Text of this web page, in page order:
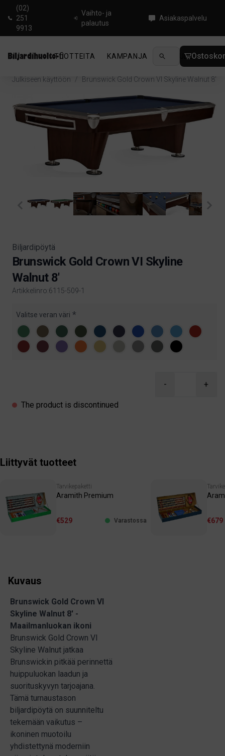
(02)
251
9913
Vaihto- ja
palautus
Asiakaspalvelu
TUOTTEITA KAMPANJA UUTUUDET
Julkiseen käyttöön
/ Brunswick Gold Crown VI Skyline Walnut 8'
Biljardipöytä
Brunswick Gold Crown VI Skyline
Walnut 8'
Artikkelinro:6115-509-1
Product information
Valitse veran väri
- +
The product is discontinued
Liittyvät tuotteet
Tarvikepaketti
Aramith Premium
€529 Varastossa €679
Kuvaus
Brunswick Gold Crown VI
Skyline Walnut 8' -
Maailmanluokan ikoni
Brunswick Gold Crown VI
Skyline Walnut jatkaa
Brunswickin pitkää perinnettä
huippuluokan laadun ja
suorituskyvyn tarjoajana.
Tämä turnaustason
biljardipöytä on suunniteltu
tekemään vaikutus –
ikoninen muotoilu
yhdistettynä moderniin